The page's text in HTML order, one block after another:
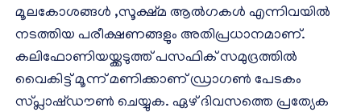
മൂലകോശങ്ങൾ ,സൂക്ഷ്മ ആൽഗകൾ എന്നിവയിൽ
നടത്തിയ പരീക്ഷണങ്ങളും അതിപ്രധാനമാണ്.
കലിഫോണിയയ്ക്കടുത്ത് പസഫിക് സമുദ്രത്തിൽ
വൈകിട്ട് മൂന്ന് മണിക്കാണ് ഡ്രാഗൺ പേടകം
സ്പ്ലാഷ്ഡൗൺ ചെയ്യുക. ഏഴ് ദിവസത്തെ പ്രത്യേക